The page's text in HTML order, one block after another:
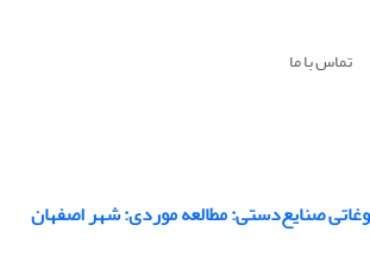
تماس با ما
صنایع‌دستی: مطالعه موردی: شهر اصفهان